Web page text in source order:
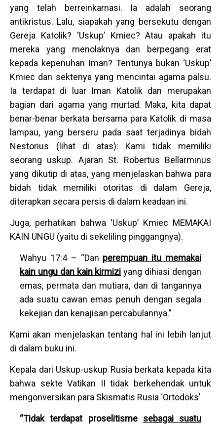
yang telah berreinkarnasi. Ia adalah seorang
antikristus. Lalu, siapakah yang bersekutu dengan
Gereja Katolik? ‘Uskup’ Kmiec? Atau apakah itu
mereka yang menolaknya dan berpegang erat
kepada kepenuhan Iman? Tentunya bukan ‘Uskup’
Kmiec dan sektenya yang mencintai agama palsu.
Ia terdapat di luar Iman Katolik dan merupakan
bagian dari agama yang murtad. Maka, kita dapat
benar-benar berkata bersama para Katolik di masa
lampau, yang berseru pada saat terjadinya bidah
Nestorius (lihat di atas): Kami tidak memiliki
seorang uskup. Ajaran St. Robertus Bellarminus
yang dikutip di atas, yang menjelaskan bahwa para
bidah tidak memiliki otoritas di dalam Gereja,
diterapkan secara persis di dalam keadaan ini.
Juga, perhatikan bahwa ‘Uskup’ Kmiec MEMAKAI
KAIN UNGU (yaitu di sekeliling pinggangnya).
Wahyu 17:4 – “Dan perempuan itu memakai
kain ungu dan kain kirmizi yang dihiasi dengan
emas, permata dan mutiara, dan di tangannya
ada suatu cawan emas penuh dengan segala
kekejian dan kenajisan percabulannya.”
Kami akan menjelaskan tentang hal ini lebih lanjut
di dalam buku ini.
Kepala dari Uskup-uskup Rusia berkata kepada kita
bahwa sekte Vatikan II tidak berkehendak untuk
mengonversikan para Skismatis Rusia ‘Ortodoks’
“Tidak terdapat proselitisme sebagai suatu